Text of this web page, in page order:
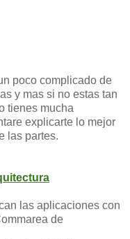
poco complicado de
y mas si no estas tan
tienes mucha
explicarte lo mejor
las partes.
las aplicaciones con
de